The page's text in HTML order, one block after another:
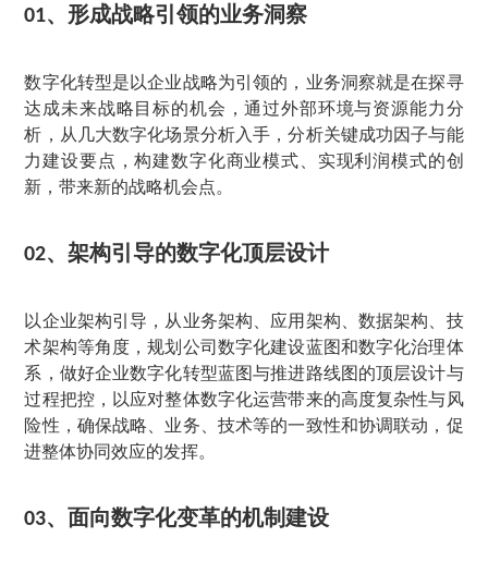
01、 形成战略引领的业务洞察
数字化转型是以企业战略为引领的，业务洞察就是在探寻
达成未来战略目标的机会，通过外部环境与资源能力分
析，从几大数字化场景分析入手，分析关键成功因子与能
力建设要点，构建数字化商业模式、实现利润模式的创
新，带来新的战略机会点。
02、架构引导的数字化顶层设计
以企业架构引导，从业务架构、应用架构、数据架构、技
术架构等角度，规划公司数字化建设蓝图和数字化治理体
系，做好企业数字化转型蓝图与推进路线图的顶层设计与
过程把控，以应对整体数字化运营带来的高度复杂性与风
险性，确保战略、业务、技术等的一致性和协调联动，促
进整体协同效应的发挥。
03、面向数字化变革的机制建设